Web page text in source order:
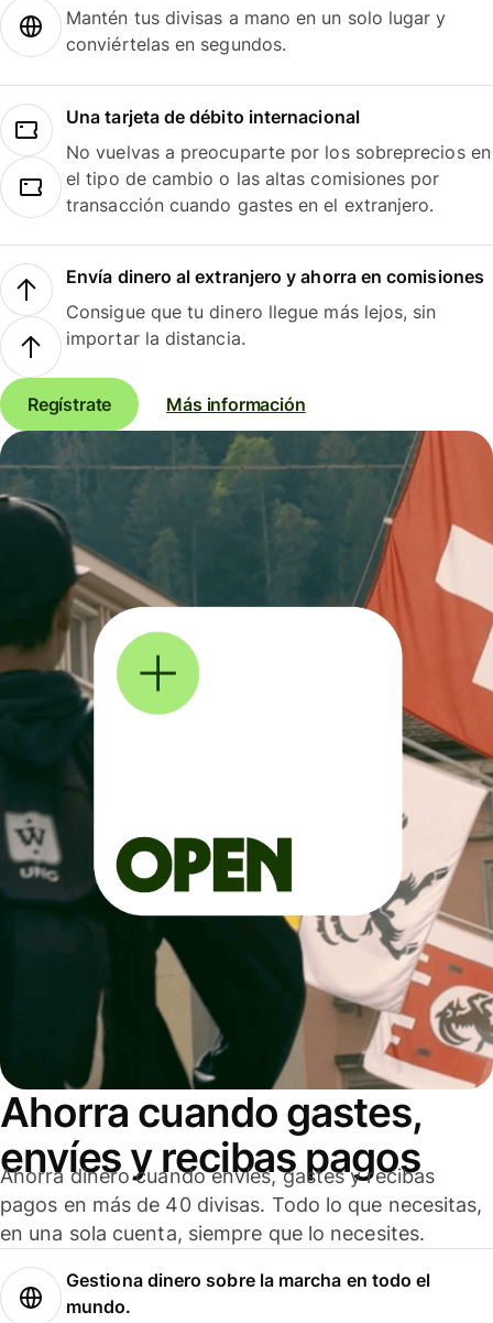
Mantén tus divisas a mano en un solo lugar y
conviértelas en segundos.
Una tarjeta de débito internacional
No vuelvas a preocuparte por los sobreprecios en
el tipo de cambio o las altas comisiones por
transacción cuando gastes en el extranjero.
Envía dinero al extranjero y ahorra en comisiones
Consigue que tu dinero llegue más lejos, sin
importar la distancia.
Regístrate Más información
Ahorra cuando gastes,
envíes y recibas pagos
Ahorra dinero cuando envíes, gastes y recibas
pagos en más de 40 divisas. Todo lo que necesitas,
en una sola cuenta, siempre que lo necesites.
Gestiona dinero sobre la marcha en todo el
mundo.